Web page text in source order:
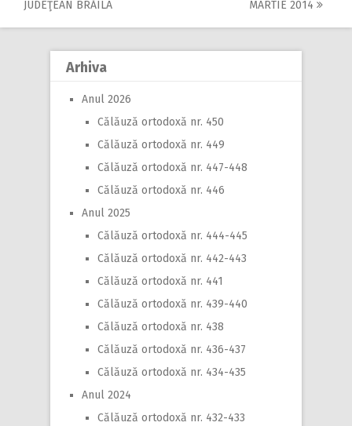
navigation
JUDEŢEAN BRĂILA
MARTIE 2014
Arhiva
Anul 2026
Călăuză ortodoxă nr. 450
Călăuză ortodoxă nr. 449
Călăuză ortodoxă nr. 447-448
Călăuză ortodoxă nr. 446
Anul 2025
Călăuză ortodoxă nr. 444-445
Călăuză ortodoxă nr. 442-443
Călăuză ortodoxă nr. 441
Călăuză ortodoxă nr. 439-440
Călăuză ortodoxă nr. 438
Călăuză ortodoxă nr. 436-437
Călăuză ortodoxă nr. 434-435
Anul 2024
Călăuză ortodoxă nr. 432-433